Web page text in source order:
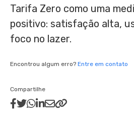
Tarifa Zero como uma
positivo: satisfação alta,
foco no lazer.
Encontrou algum erro? Entre em contato
Compartilhe